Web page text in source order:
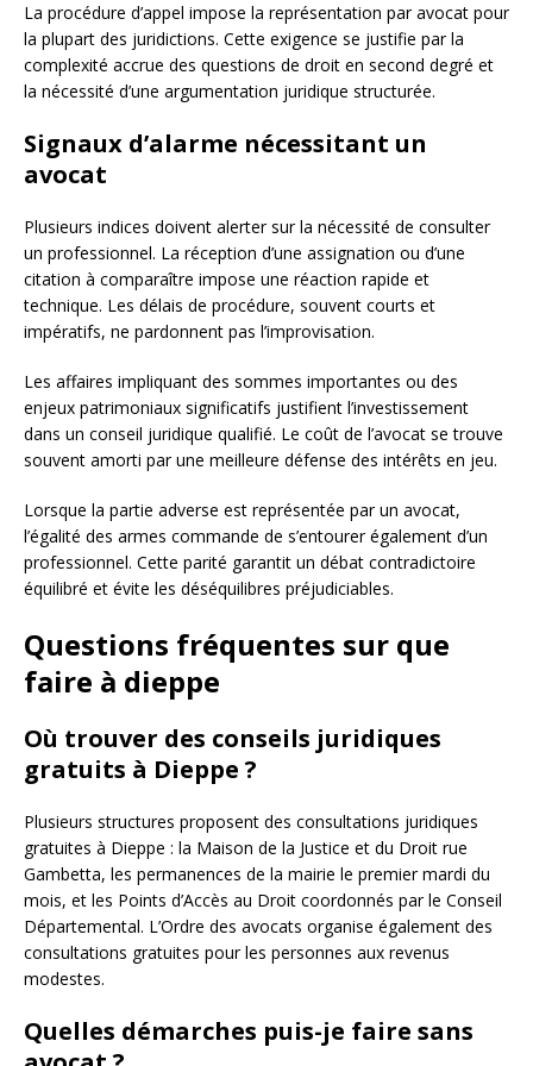
La procédure d’appel impose la représentation par avocat pour
la plupart des juridictions. Cette exigence se justifie par la
complexité accrue des questions de droit en second degré et
la nécessité d’une argumentation juridique structurée.
Signaux d’alarme nécessitant un
avocat
Plusieurs indices doivent alerter sur la nécessité de consulter
un professionnel. La réception d’une assignation ou d’une
citation à comparaître impose une réaction rapide et
technique. Les délais de procédure, souvent courts et
impératifs, ne pardonnent pas l’improvisation.
Les affaires impliquant des sommes importantes ou des
enjeux patrimoniaux significatifs justifient l’investissement
dans un conseil juridique qualifié. Le coût de l’avocat se trouve
souvent amorti par une meilleure défense des intérêts en jeu.
Lorsque la partie adverse est représentée par un avocat,
l’égalité des armes commande de s’entourer également d’un
professionnel. Cette parité garantit un débat contradictoire
équilibré et évite les déséquilibres préjudiciables.
Questions fréquentes sur que
faire à dieppe
Où trouver des conseils juridiques
gratuits à Dieppe ?
Plusieurs structures proposent des consultations juridiques
gratuites à Dieppe : la Maison de la Justice et du Droit rue
Gambetta, les permanences de la mairie le premier mardi du
mois, et les Points d’Accès au Droit coordonnés par le Conseil
Départemental. L’Ordre des avocats organise également des
consultations gratuites pour les personnes aux revenus
modestes.
Quelles démarches puis-je faire sans